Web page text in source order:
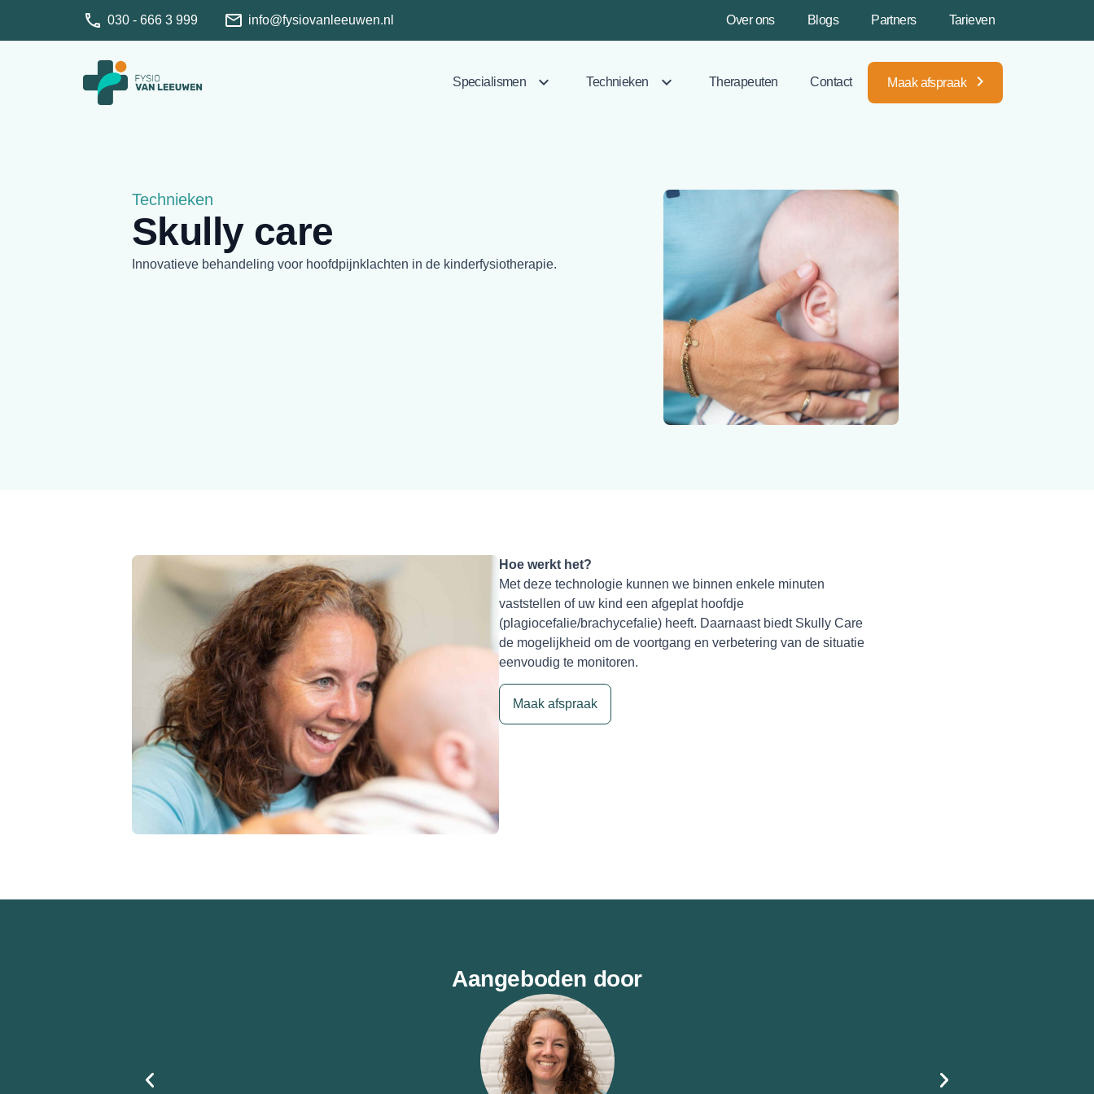
030 - 666 3 999 info@fysiovanleeuwen.nl Over ons Blogs Partners Tarieven
Specialismen Technieken Therapeuten Contact Maak afspraak
Technieken
Skully care
Innovatieve behandeling voor hoofdpijnklachten in de kinderfysiotherapie.
Hoe werkt het?
Met deze technologie kunnen we binnen enkele minuten
vaststellen of uw kind een afgeplat hoofdje
(plagiocefalie/brachycefalie) heeft. Daarnaast biedt Skully Care
de mogelijkheid om de voortgang en verbetering van de situatie
eenvoudig te monitoren.
Maak afspraak
Aangeboden door